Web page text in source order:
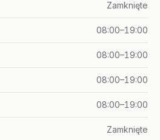
Zamknięte
08:00–19:00
08:00–19:00
08:00–19:00
08:00–19:00
Zamknięte